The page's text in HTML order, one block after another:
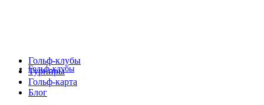
Гольф-клубы
Гольф-клубы
Турниры
Гольф-карта
Блог